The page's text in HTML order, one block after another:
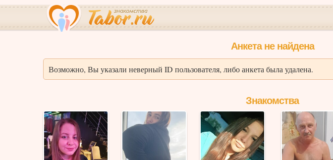
Анкета не найдена
Возможно, Вы указали неверный ID пользователя, либо анкета была удалена.
Знакомства